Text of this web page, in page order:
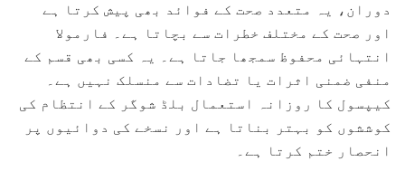
دوران، یہ متعدد صحت کے فوائد بھی پیش کرتا ہے
اور صحت کے مختلف خطرات سے بچاتا ہے۔ فارمولا
انتہائی محفوظ سمجھا جاتا ہے۔ یہ کسی بھی قسم کے
منفی ضمنی اثرات یا تضادات سے منسلک نہیں ہے۔
کیپسول کا روزانہ استعمال بلڈ شوگر کے انتظام کی
کوششوں کو بہتر بناتا ہے اور نسخے کی دوائیوں پر
انحصار ختم کرتا ہے۔